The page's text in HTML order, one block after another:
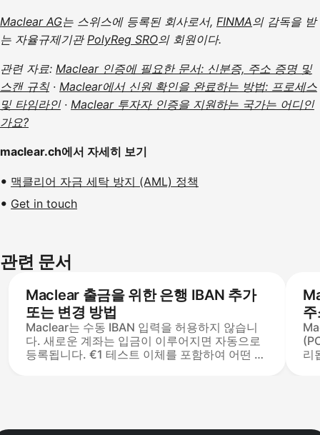
Maclear AG는 스위스에 등록된 회사로서, FINMA의 감독을 받
는 자율규제기관PolyReg SRO의 회원이다.
관련 자료: Maclear 인증에 필요한 문서: 신분증, 주소 증명 및
스캔 규칙· Maclear에서 신원 확인을 완료하는 방법: 프로세스
및 타임라인· Maclear 투자자 인증을 지원하는 국가는 어디인
가요?
maclear.ch에서 자세히 보기
맥클리어 자금 세탁 방지 (AML) 정책
Get in touch
관련 문서
Maclear 출금을 위한 은행 IBAN 추가
또는 변경 방법
Maclear는 수동 IBAN 입력을 허용하지 않습니
다. 새로운 계좌는 입금이 이루어지면 자동으로
등록됩니다. €1 테스트 이체를 포함하여 어떤 금
리